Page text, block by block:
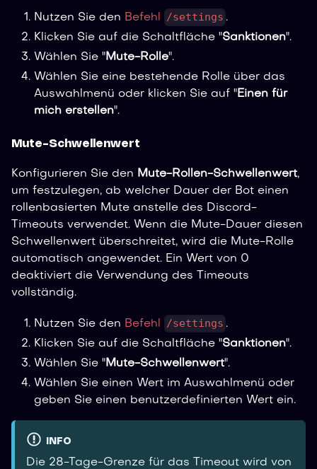
Nutzen Sie den Befehl /settings .
Klicken Sie auf die Schaltfläche "Sanktionen".
Wählen Sie "Mute-Rolle".
Wählen Sie eine bestehende Rolle über das
Auswahlmenü oder klicken Sie auf "Einen für
mich erstellen".
Mute-Schwellenwert
Konfigurieren Sie den Mute-Rollen-Schwellenwert,
um festzulegen, ab welcher Dauer der Bot einen
rollenbasierten Mute anstelle des Discord-
Timeouts verwendet. Wenn die Mute-Dauer diesen
Schwellenwert überschreitet, wird die Mute-Rolle
automatisch angewendet. Ein Wert von 0
deaktiviert die Verwendung des Timeouts
vollständig.
Nutzen Sie den Befehl /settings .
Klicken Sie auf die Schaltfläche "Sanktionen".
Wählen Sie "Mute-Schwellenwert".
Wählen Sie einen Wert im Auswahlmenü oder
geben Sie einen benutzerdefinierten Wert ein.
INFO
Die 28-Tage-Grenze für das Timeout wird von